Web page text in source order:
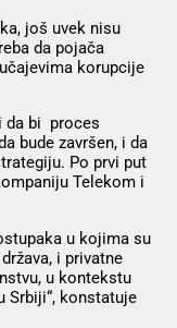
još uvek nisu
da pojača
korupcije
da bi proces
bude završen, i da
Po prvi put
Telekom i
u kojima su
i privatne
u kontekstu
konstatuje